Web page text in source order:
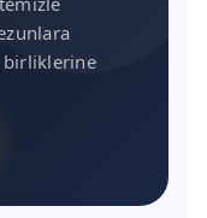
birliklerine